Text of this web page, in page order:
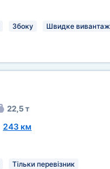
Збоку Швидке
22,5 т
243 км
Тільки перевізник